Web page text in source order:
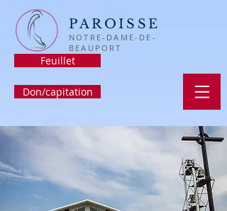
PAROISSE
NOTRE-DAME-DE-
BEAUPORT
Feuillet
Don/capitation